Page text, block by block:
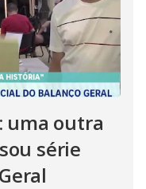
uma outra
série